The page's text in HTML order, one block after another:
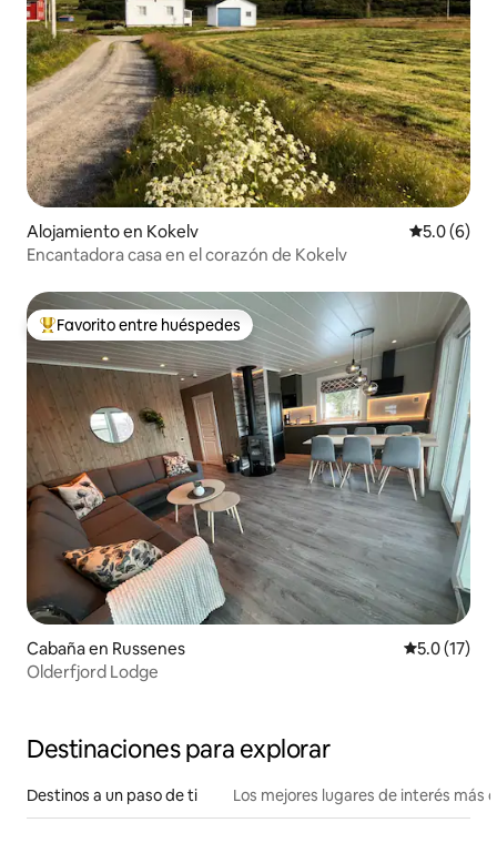
Alojamiento en Kokelv
5.0 (6)
Encantadora casa en el corazón de Kokelv
Favorito entre huéspedes preferido
Favorito entre huéspedes
Cabaña en Russenes Calificación
5.0 (17)
Olderfjord Lodge
Destinaciones para explorar
Destinos a un paso de ti Los mejores lugares de interés más